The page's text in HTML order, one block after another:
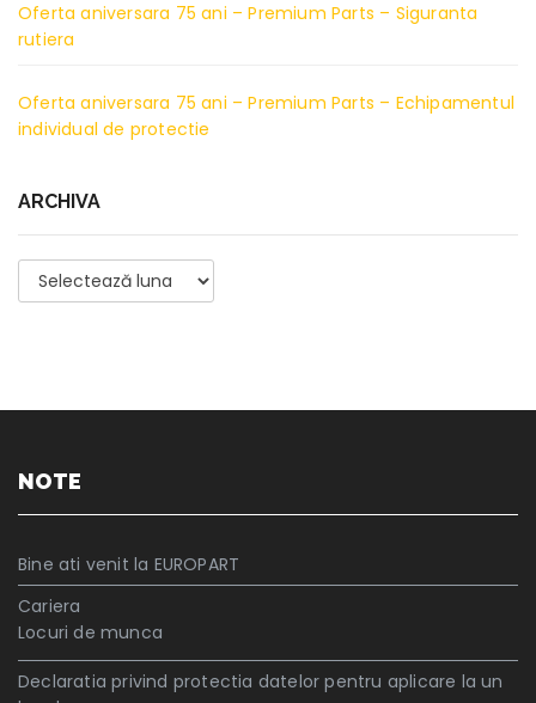
Oferta aniversara 75 ani – Premium Parts – Siguranta
rutiera
Oferta aniversara 75 ani – Premium Parts – Echipamentul
individual de protectie
ARCHIVA
Archiva
NOTE
Bine ati venit la EUROPART
Cariera
Locuri de munca
Declaratia privind protectia datelor pentru aplicare la un